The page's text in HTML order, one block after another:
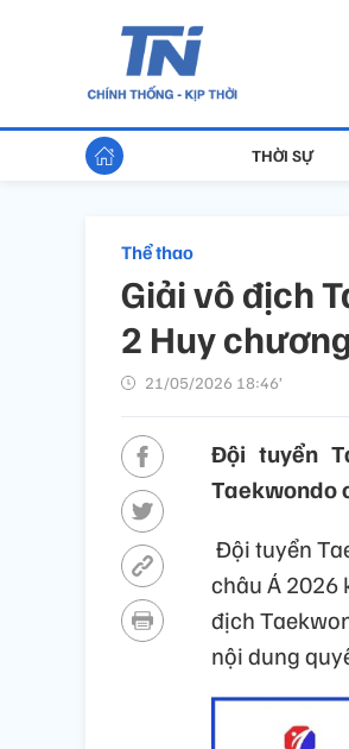
THỜI SỰ
Thể thao
Giải vô địch
2 Huy
21/05/2026 18:46’
Đội tuyển
Taekwondo
Đội tuyển
châu Á 2026
địch
nội dung